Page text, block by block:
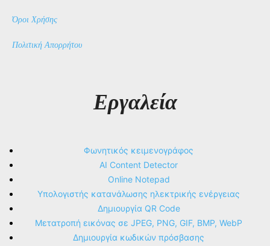
Όροι Χρήσης
Πολιτική Απορρήτου
Εργαλεία
Φωνητικός κειμενογράφος
AI Content Detector
Online Notepad
Υπολογιστής κατανάλωσης ηλεκτρικής ενέργειας
Δημιουργία QR Code
Μετατροπή εικόνας σε JPEG, PNG, GIF, BMP, WebP
Δημιουργία κωδικών πρόσβασης